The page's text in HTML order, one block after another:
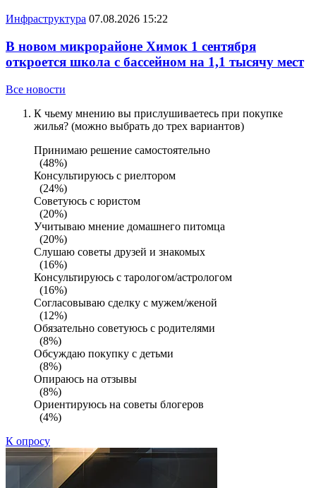
Инфраструктура 07.08.2026 15:22
В новом микрорайоне Химок 1 сентября
откроется школа с бассейном на 1,1 тысячу мест
Все новости
К чьему мнению вы прислушиваетесь при покупке
жилья? (можно выбрать до трех вариантов)
Принимаю решение самостоятельно
(48%)
Консультируюсь с риелтором
(24%)
Советуюсь с юристом
(20%)
Учитываю мнение домашнего питомца
(20%)
Слушаю советы друзей и знакомых
(16%)
Консультируюсь с тарологом/астрологом
(16%)
Согласовываю сделку с мужем/женой
(12%)
Обязательно советуюсь с родителями
(8%)
Обсуждаю покупку с детьми
(8%)
Опираюсь на отзывы
(8%)
Ориентируюсь на советы блогеров
(4%)
К опросу